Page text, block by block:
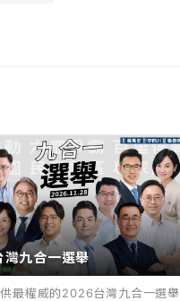
九合一選舉
最權威的2026台灣九合一選舉